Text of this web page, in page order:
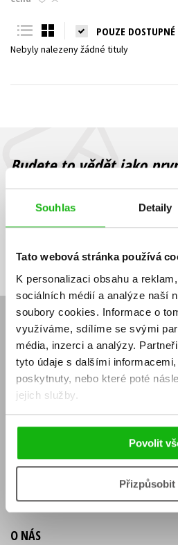
Souhlas Detaily
Tato webová stránka používá
K personalizaci obsahu a
sociálních médií a analýze naší
soubory cookies. Informace o
využíváme, sdílíme se svými
média, inzerci a analýzy.
tyto údaje s dalšími
poskytnuty, nebo které poté
jejich služby.
Povolit
Přizpůsobit
Young adult (SK)
Všechny
POUZE DOSTUPNÉ
Nebyly nalezeny žádné tituly
Budete to vědět jako
Zajímá Vás, jaký knižní hit právě
sleva, jaká běží soutěž o ceny?
souhlasíte se
mailová
adresa
mailová
adresa
Vaše e-mailová adresa
E-SHOP
Aktuality
Naši autoři
Obchodní podmínky
Jak nakoupit
KONTAKTY
Sídlo společnosti
O NÁS